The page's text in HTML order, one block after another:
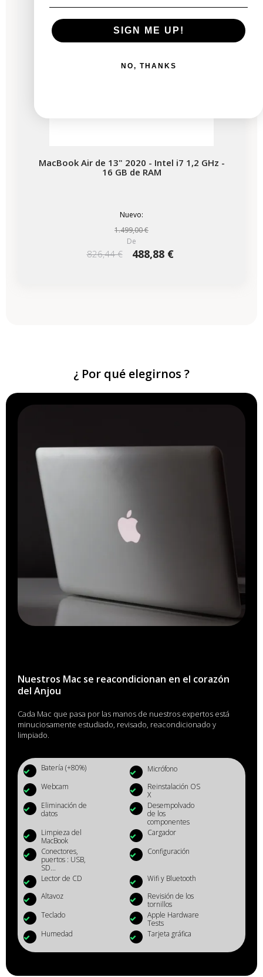
MacBook Air de 13" 2020 - Intel i7 1,2 GHz -
16 GB de RAM
Nuevo:
1.499,00 €
De
826,44 € 488,88 €
¿ Por qué elegirnos ?
Nuestros Mac se reacondicionan en el corazón
del Anjou
Cada Mac que pasa por las manos de nuestros expertos está
minuciosamente estudiado, revisado, reacondicionado y
limpiado.
Batería (+80%)
Micrófono
Webcam
Reinstalación OS
X
Eliminación de
datos
Desempolvado
de los
componentes
Limpieza del
MacBook
Cargador
Conectores,
puertos : USB,
SD...
Configuración
Lector de CD
Wifi y Bluetooth
Altavoz
Revisión de los
tornillos
Teclado
Apple Hardware
Tests
Humedad
Tarjeta gráfica
SIGN ME UP!
NO, THANKS